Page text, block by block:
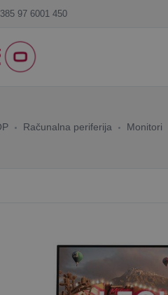
97 6001 450
Računalna periferija Monitori